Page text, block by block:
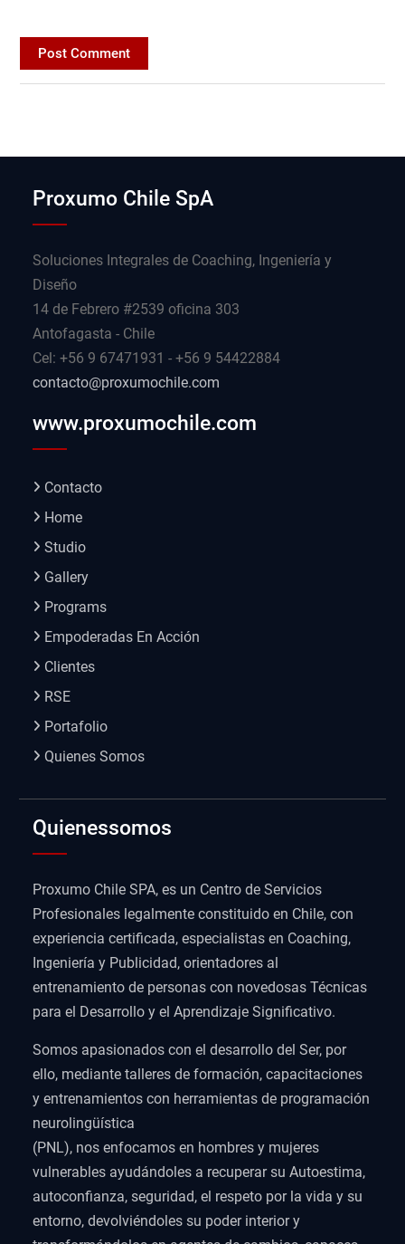
Proxumo Chile SpA
Soluciones Integrales de Coaching, Ingeniería y
Diseño
14 de Febrero #2539 oficina 303
Antofagasta - Chile
Cel: +56 9 67471931 - +56 9 54422884
contacto@proxumochile.com
www.proxumochile.com
Contacto
Home
Studio
Gallery
Programs
Empoderadas En Acción
Clientes
RSE
Portafolio
Quienes Somos
Quienessomos
Proxumo Chile SPA, es un Centro de Servicios
Profesionales legalmente constituido en Chile, con
experiencia certificada, especialistas en Coaching,
Ingeniería y Publicidad, orientadores al
entrenamiento de personas con novedosas Técnicas
para el Desarrollo y el Aprendizaje Significativo.
Somos apasionados con el desarrollo del Ser, por
ello, mediante talleres de formación, capacitaciones
y entrenamientos con herramientas de programación
neurolingüística
(PNL), nos enfocamos en hombres y mujeres
vulnerables ayudándoles a recuperar su Autoestima,
autoconfianza, seguridad, el respeto por la vida y su
entorno, devolviéndoles su poder interior y